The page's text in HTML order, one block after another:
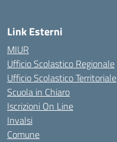
Link Esterni
MIUR
Ufficio Scolastico Regionale
Ufficio Scolastico Territoriale
Scuola in Chiaro
Iscrizioni On Line
Invalsi
Comune